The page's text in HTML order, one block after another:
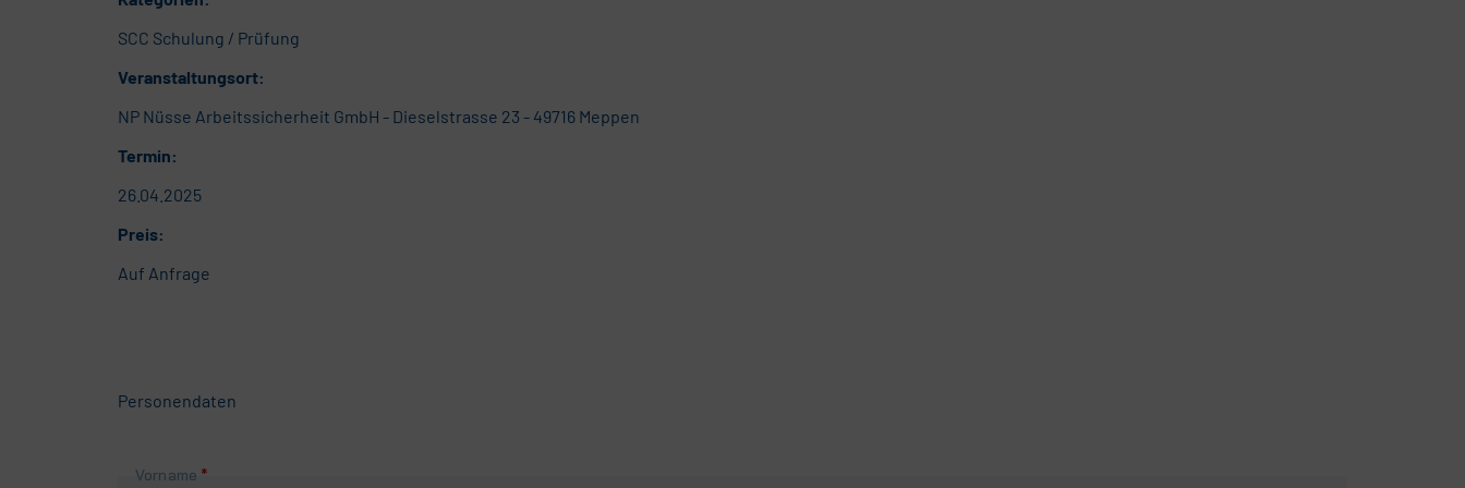
SCC Schulung / Prüfung
Veranstaltungsort:
NP Nüsse Arbeitssicherheit GmbH - Dieselstrasse 23 - 49716 Meppen
Termin:
26.04.2025
Preis:
Auf Anfrage
Personendaten
Pflichtfeld
Vorname *